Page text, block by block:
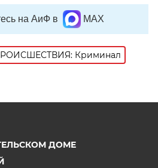
на АиФ в MAX
Криминал
ДОМЕ